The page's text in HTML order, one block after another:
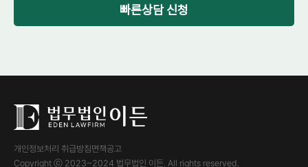
빠른상담 신청
개인정보처리 취급방침면책공고
Copyright ⓒ 2023~2024 법무법인 이든. All rights reserved.